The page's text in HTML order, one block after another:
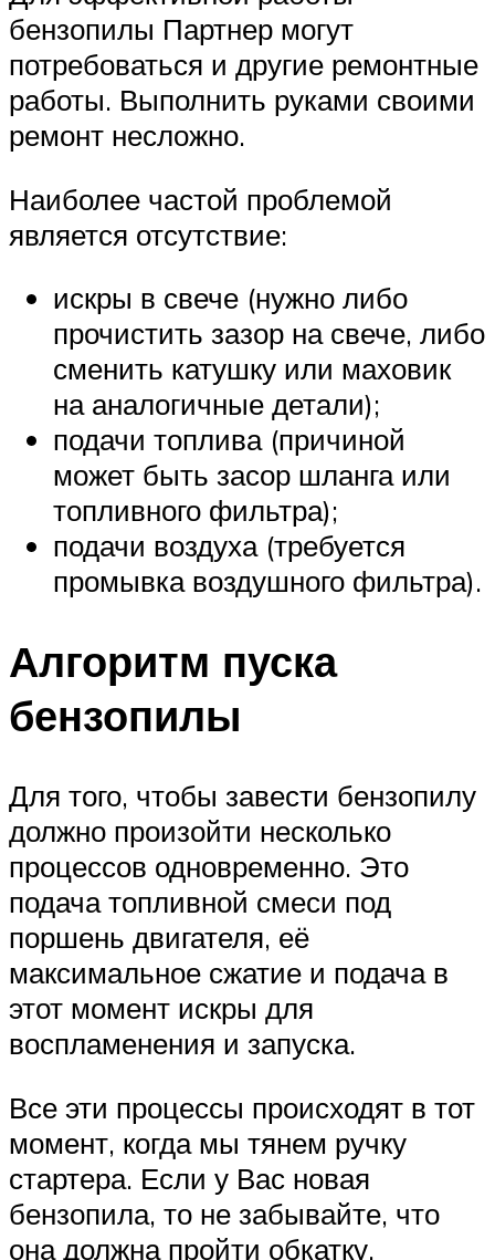
бензопилы Партнер могут
потребоваться и другие ремонтные
работы. Выполнить руками своими
ремонт несложно.
Наиболее частой проблемой
является отсутствие:
искры в свече (нужно либо
прочистить зазор на свече, либо
сменить катушку или маховик
на аналогичные детали);
подачи топлива (причиной
может быть засор шланга или
топливного фильтра);
подачи воздуха (требуется
промывка воздушного фильтра).
Алгоритм пуска
бензопилы
Для того, чтобы завести бензопилу
должно произойти несколько
процессов одновременно. Это
подача топливной смеси под
поршень двигателя, её
максимальное сжатие и подача в
этот момент искры для
воспламенения и запуска.
Все эти процессы происходят в тот
момент, когда мы тянем ручку
стартера. Если у Вас новая
бензопила, то не забывайте, что
она должна пройти обкатку.